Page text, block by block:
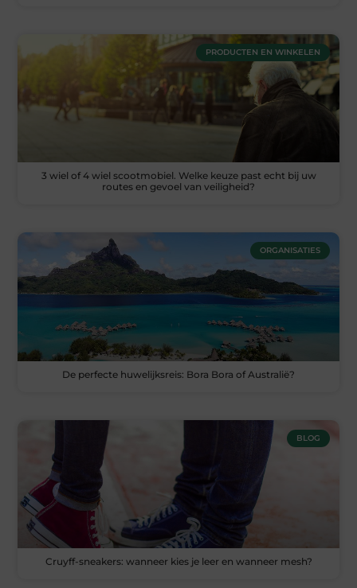
PRODUCTEN EN WINKELEN
3 wiel of 4 wiel scootmobiel. Welke keuze past echt bij uw
routes en gevoel van veiligheid?
ORGANISATIES
De perfecte huwelijksreis: Bora Bora of Australië?
BLOG
Cruyff-sneakers: wanneer kies je leer en wanneer mesh?